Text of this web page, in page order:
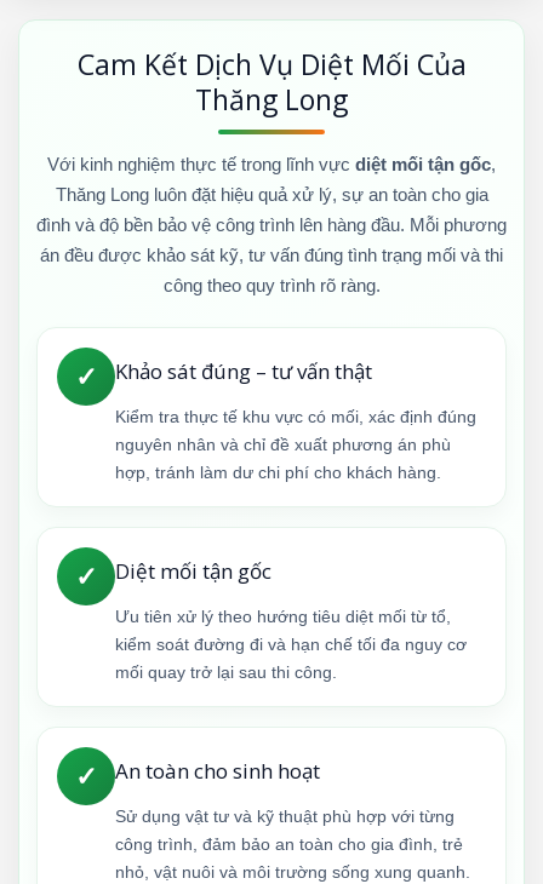
Cam Kết Dịch Vụ Diệt Mối Của
Thăng Long
Với kinh nghiệm thực tế trong lĩnh vực diệt mối tận gốc,
Thăng Long luôn đặt hiệu quả xử lý, sự an toàn cho gia
đình và độ bền bảo vệ công trình lên hàng đầu. Mỗi phương
án đều được khảo sát kỹ, tư vấn đúng tình trạng mối và thi
công theo quy trình rõ ràng.
✓ Khảo sát đúng – tư vấn thật
Kiểm tra thực tế khu vực có mối, xác định đúng
nguyên nhân và chỉ đề xuất phương án phù
hợp, tránh làm dư chi phí cho khách hàng.
✓ Diệt mối tận gốc
Ưu tiên xử lý theo hướng tiêu diệt mối từ tổ,
kiểm soát đường đi và hạn chế tối đa nguy cơ
mối quay trở lại sau thi công.
✓ An toàn cho sinh hoạt
Sử dụng vật tư và kỹ thuật phù hợp với từng
công trình, đảm bảo an toàn cho gia đình, trẻ
nhỏ, vật nuôi và môi trường sống xung quanh.